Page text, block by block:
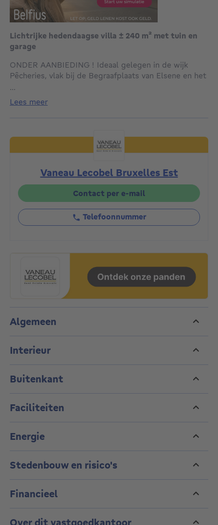
Lichtrijke hedendaagse villa ± 240 m² met tuin en
garage
ONDER AANBIEDING ! Ideaal gelegen in de wijk
Pêcheries, vlak bij de Begraafplaats van Elsene en het
tuin van ongeveer 150 m². De indeling is als volgt:
Bel-etage: inkomhal met gastentoilet, ruime en lichte
woon/eetkamer met directe toegang tot de tuin,
nachthal met bergruimte die toegang biedt tot twee
mooie slaapkamers van ca. 23 m² en 21 m², elk met
2e verdieping: nachthal die toegang geeft tot een
master suite met dressing, badkamer en een terras
van ca. 20 m², evenals een kleine slaapkamer van ca.
10 m² met douchekamer en ingebouwde kast.
Gelijkvloers: garage, wasruimte en bergruimte/kelder.
EPC: D+. Extra’s: conforme elektriciteit, garagebox en
ontdekken!
...
lees meer
Vaneau Lecobel Bruxelles Est
Contact per e-mail
Telefoonnummer
Algemeen
Interieur
Buitenkant
Faciliteiten
Energie
Stedenbouw en risico's
Financieel
Over dit vastgoedkantoor